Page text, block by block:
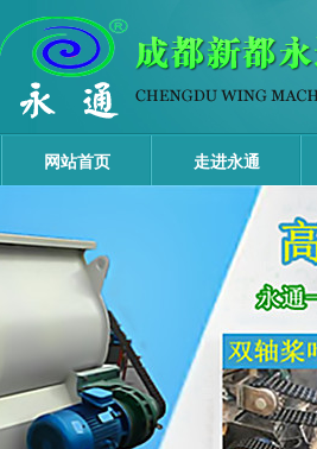
网站首页 走进永通